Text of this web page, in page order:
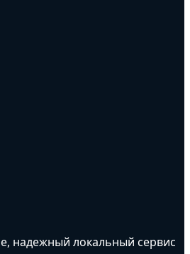
надежный локальный сервис